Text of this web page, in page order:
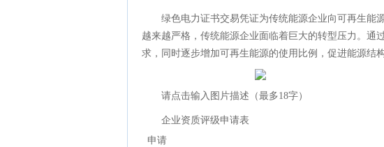
绿色电力证书交易凭证为传统能源企业向可再生能
越来越严格，传统能源企业面临着巨大的转型压力。通
求，同时逐步增加可再生能源的使用比例，促进能源结
请点击输入图片描述（最多18字）
企业资质评级申请表
申请